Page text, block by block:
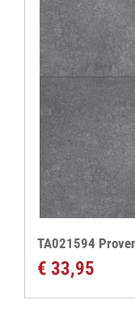
TA021594
€ 33,95